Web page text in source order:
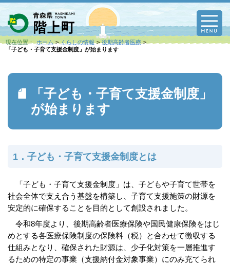
現在位置： ホーム くらしの情報
後期高齢者医療
「子ども・子育て支援金制度」が始まります
「子ども・子育て支援金制度」
が始まります
1．子ども・子育て支援金制度とは
「子ども・子育て支援金制度」は、子どもや子育て世帯を
社会全体で支え合う基盤を構築し、子育て支援施策の財源を
安定的に確保することを目的として創設されました。
令和8年度より、後期高齢者医療保険や国民健康保険をはじ
めとする各医療保険制度の保険料（税）と合わせて徴収する
仕組みとなり、確保された財源は、少子化対策を一層推進す
るための特定の事業（支援納付金対象事業）にのみ充てられ